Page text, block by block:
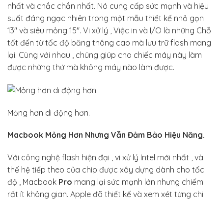
nhất và chắc chắn nhất. Nó cung cấp sức mạnh và hiệu
suất đáng ngạc nhiên trong một mẫu thiết kế nhỏ gọn
13″ và siêu mỏng 15″. Vi xử lý , Việc in và I/O là những Chỗ
tốt đến từ tốc độ băng thông cao mà lưu trữ flash mang
lại. Cùng với nhau , chúng giúp cho chiếc máy này làm
được những thứ mà không máy nào làm được.
Mỏng hơn di động hơn.
Macbook Mỏng Hơn Nhưng Vẫn Đảm Bảo Hiệu Năng.
Với công nghệ flash hiện đại , vi xử lý Intel mới nhất , và
thế hệ tiếp theo của chip được xây dựng dành cho tốc
độ , Macbook Pro mang lại sức mạnh lớn nhưng chiếm
rất ít không gian. Apple đã thiết kế và xem xét từng chi